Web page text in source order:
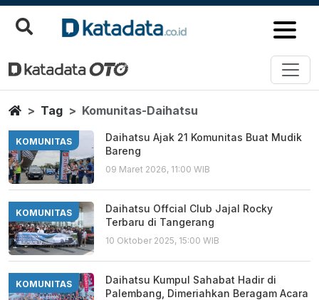
Komunitas Daihatsu
Berita Terbaru
HomeTag Komunitas-Daihatsu
KOMUNITAS
Daihatsu Ajak 21 Komunitas Buat Mudik
Bareng
09 Maret 2026, 11:00 WIB
KOMUNITAS
Daihatsu Offcial Club Jajal Rocky
Terbaru di Tangerang
10 Oktober 2025, 15:00 WIB
KOMUNITAS
Daihatsu Kumpul Sahabat Hadir di
Palembang, Dimeriahkan Beragam Acara